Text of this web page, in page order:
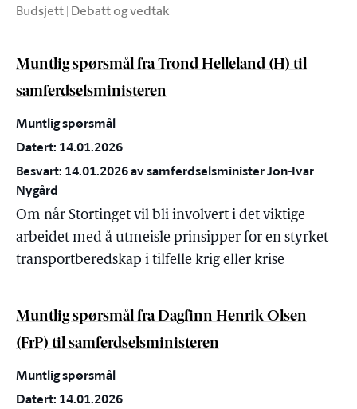
Budsjett | Debatt og vedtak
Muntlig spørsmål fra Trond Helleland (H) til
samferdselsministeren
Muntlig spørsmål
Datert: 14.01.2026
Besvart: 14.01.2026 av samferdselsminister Jon-Ivar
Nygård
Om når Stortinget vil bli involvert i det viktige
arbeidet med å utmeisle prinsipper for en styrket
transportberedskap i tilfelle krig eller krise
Muntlig spørsmål fra Dagfinn Henrik Olsen
(FrP) til samferdselsministeren
Muntlig spørsmål
Datert: 14.01.2026